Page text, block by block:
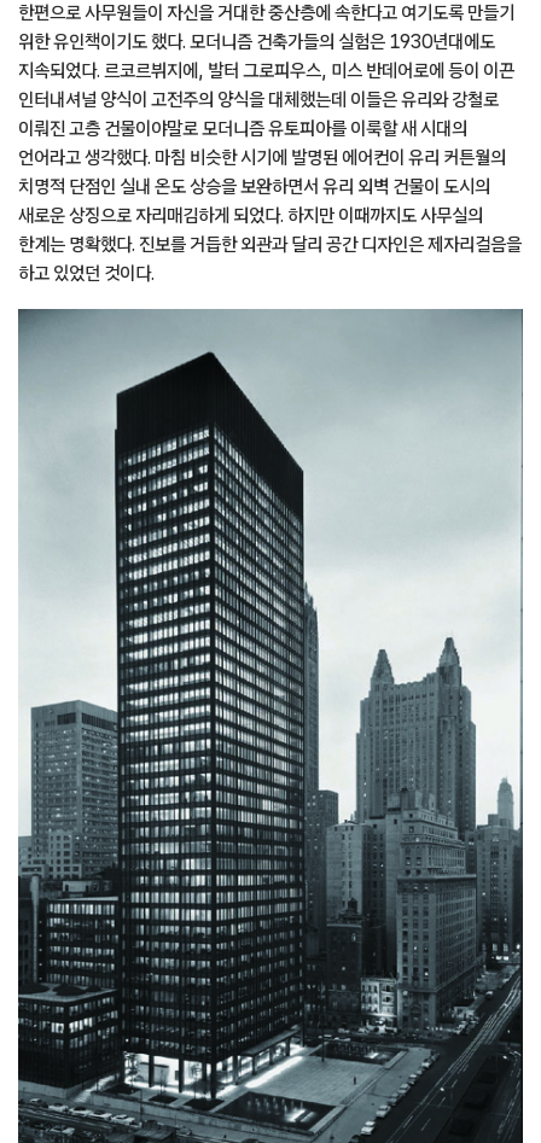
한편으로 사무원들이 자신을 거대한 중산층에 속한다고 여기도록 만들기
위한 유인책이기도 했다. 모더니즘 건축가들의 실험은 1930년대에도
지속되었다. 르코르뷔지에, 발터 그로피우스, 미스 반데어로에 등이 이끈
인터내셔널 양식이 고전주의 양식을 대체했는데 이들은 유리와 강철로
이뤄진 고층 건물이야말로 모더니즘 유토피아를 이룩할 새 시대의
언어라고 생각했다. 마침 비슷한 시기에 발명된 에어컨이 유리 커튼월의
치명적 단점인 실내 온도 상승을 보완하면서 유리 외벽 건물이 도시의
새로운 상징으로 자리매김하게 되었다. 하지만 이때까지도 사무실의
한계는 명확했다. 진보를 거듭한 외관과 달리 공간 디자인은 제자리걸음을
하고 있었던 것이다.